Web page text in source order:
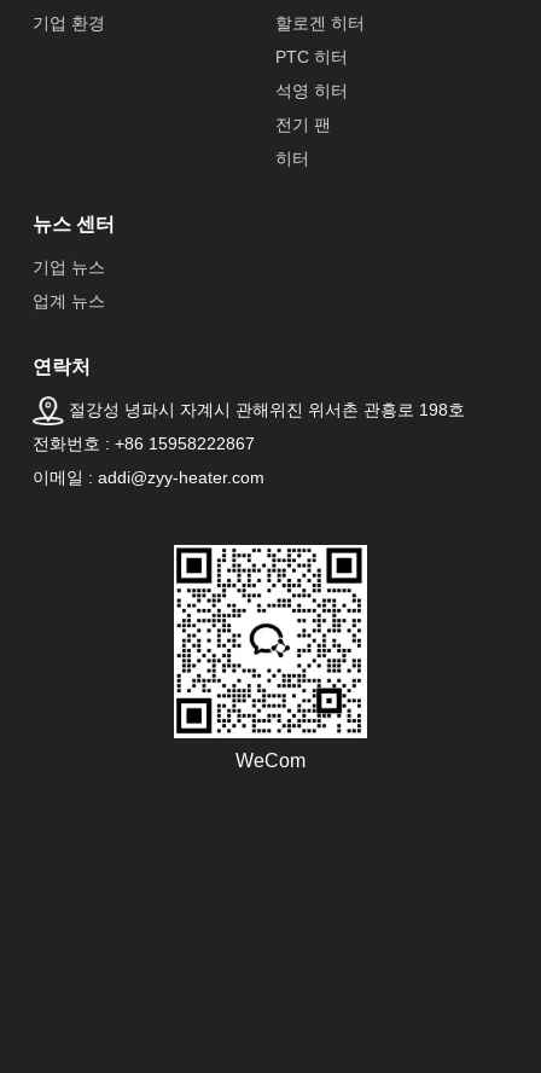
기업 환경
할로겐 히터
PTC 히터
석영 히터
전기 팬
히터
뉴스 센터
기업 뉴스
업계 뉴스
연락처
절강성 녕파시 자계시 관해위진 위서촌 관흥로 198호
전화번호 : +86 15958222867
이메일 : addi@zyy-heater.com
WeCom